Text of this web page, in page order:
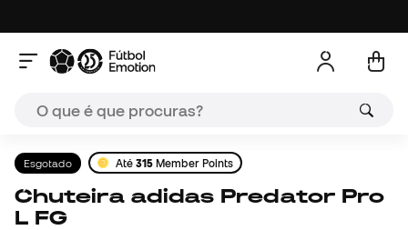
Esgotado Até 315 Member Points
Chuteira adidas Predator Pro
L FG